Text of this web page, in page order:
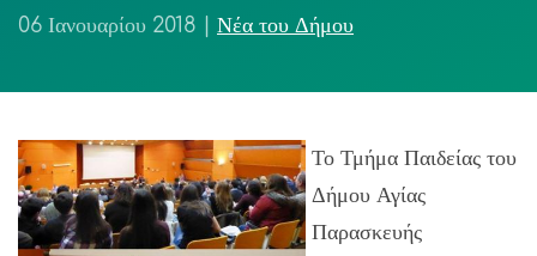
06 Ιανουαρίου 2018 Νέα του Δήμου
Το Τμήμα Παιδείας του
Δήμου Αγίας
Παρασκευής